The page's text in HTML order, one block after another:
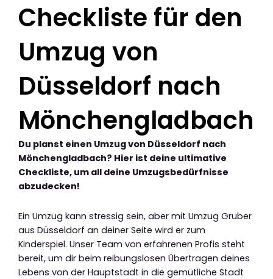
Checkliste für den
Umzug von
Düsseldorf nach
Mönchengladbach
Du planst einen Umzug von Düsseldorf nach
Mönchengladbach? Hier ist deine ultimative
Checkliste, um all deine Umzugsbedürfnisse
abzudecken!
Ein Umzug kann stressig sein, aber mit Umzug Gruber
aus Düsseldorf an deiner Seite wird er zum
Kinderspiel. Unser Team von erfahrenen Profis steht
bereit, um dir beim reibungslosen Übertragen deines
Lebens von der Hauptstadt in die gemütliche Stadt